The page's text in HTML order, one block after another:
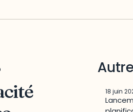
18 juin